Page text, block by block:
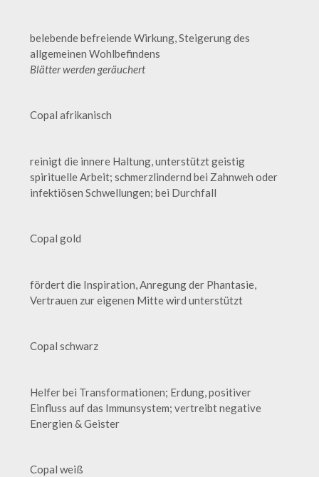
belebende befreiende Wirkung, Steigerung des
allgemeinen Wohlbefindens
Blätter werden geräuchert
Copal afrikanisch
reinigt die innere Haltung, unterstützt geistig
spirituelle Arbeit; schmerzlindernd bei Zahnweh oder
infektiösen Schwellungen; bei Durchfall
Copal gold
fördert die Inspiration, Anregung der Phantasie,
Vertrauen zur eigenen Mitte wird unterstützt
Copal schwarz
Helfer bei Transformationen; Erdung, positiver
Einfluss auf das Immunsystem; vertreibt negative
Energien & Geister
Copal weiß